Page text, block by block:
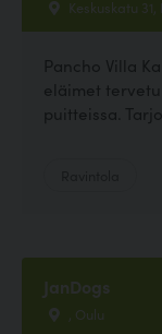
Keskuskatu
Pancho Villa
eläimet
puitteissa.
JanDogs
, Oulu